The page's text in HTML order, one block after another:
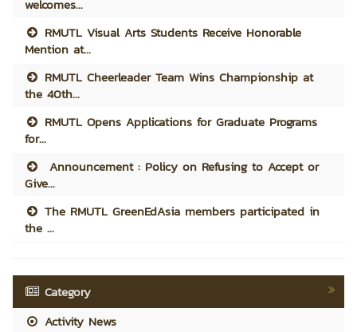
welcomes...
RMUTL Visual Arts Students Receive Honorable
Mention at...
RMUTL Cheerleader Team Wins Championship at
the 40th...
RMUTL Opens Applications for Graduate Programs
for...
Announcement : Policy on Refusing to Accept or
Give...
The RMUTL GreenEdAsia members participated in
the ...
Category
Activity News